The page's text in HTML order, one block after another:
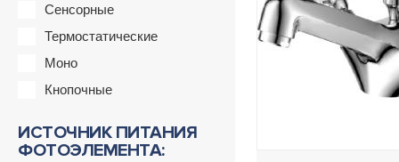
Сенсорные
Термостатические
Моно
Кнопочные
ИСТОЧНИК ПИТАНИЯ
ФОТОЭЛЕМЕНТА: